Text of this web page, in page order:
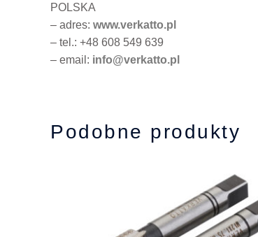
POLSKA
– adres: www.verkatto.pl
– tel.: +48 608 549 639
– email: info@verkatto.pl
Podobne produkty